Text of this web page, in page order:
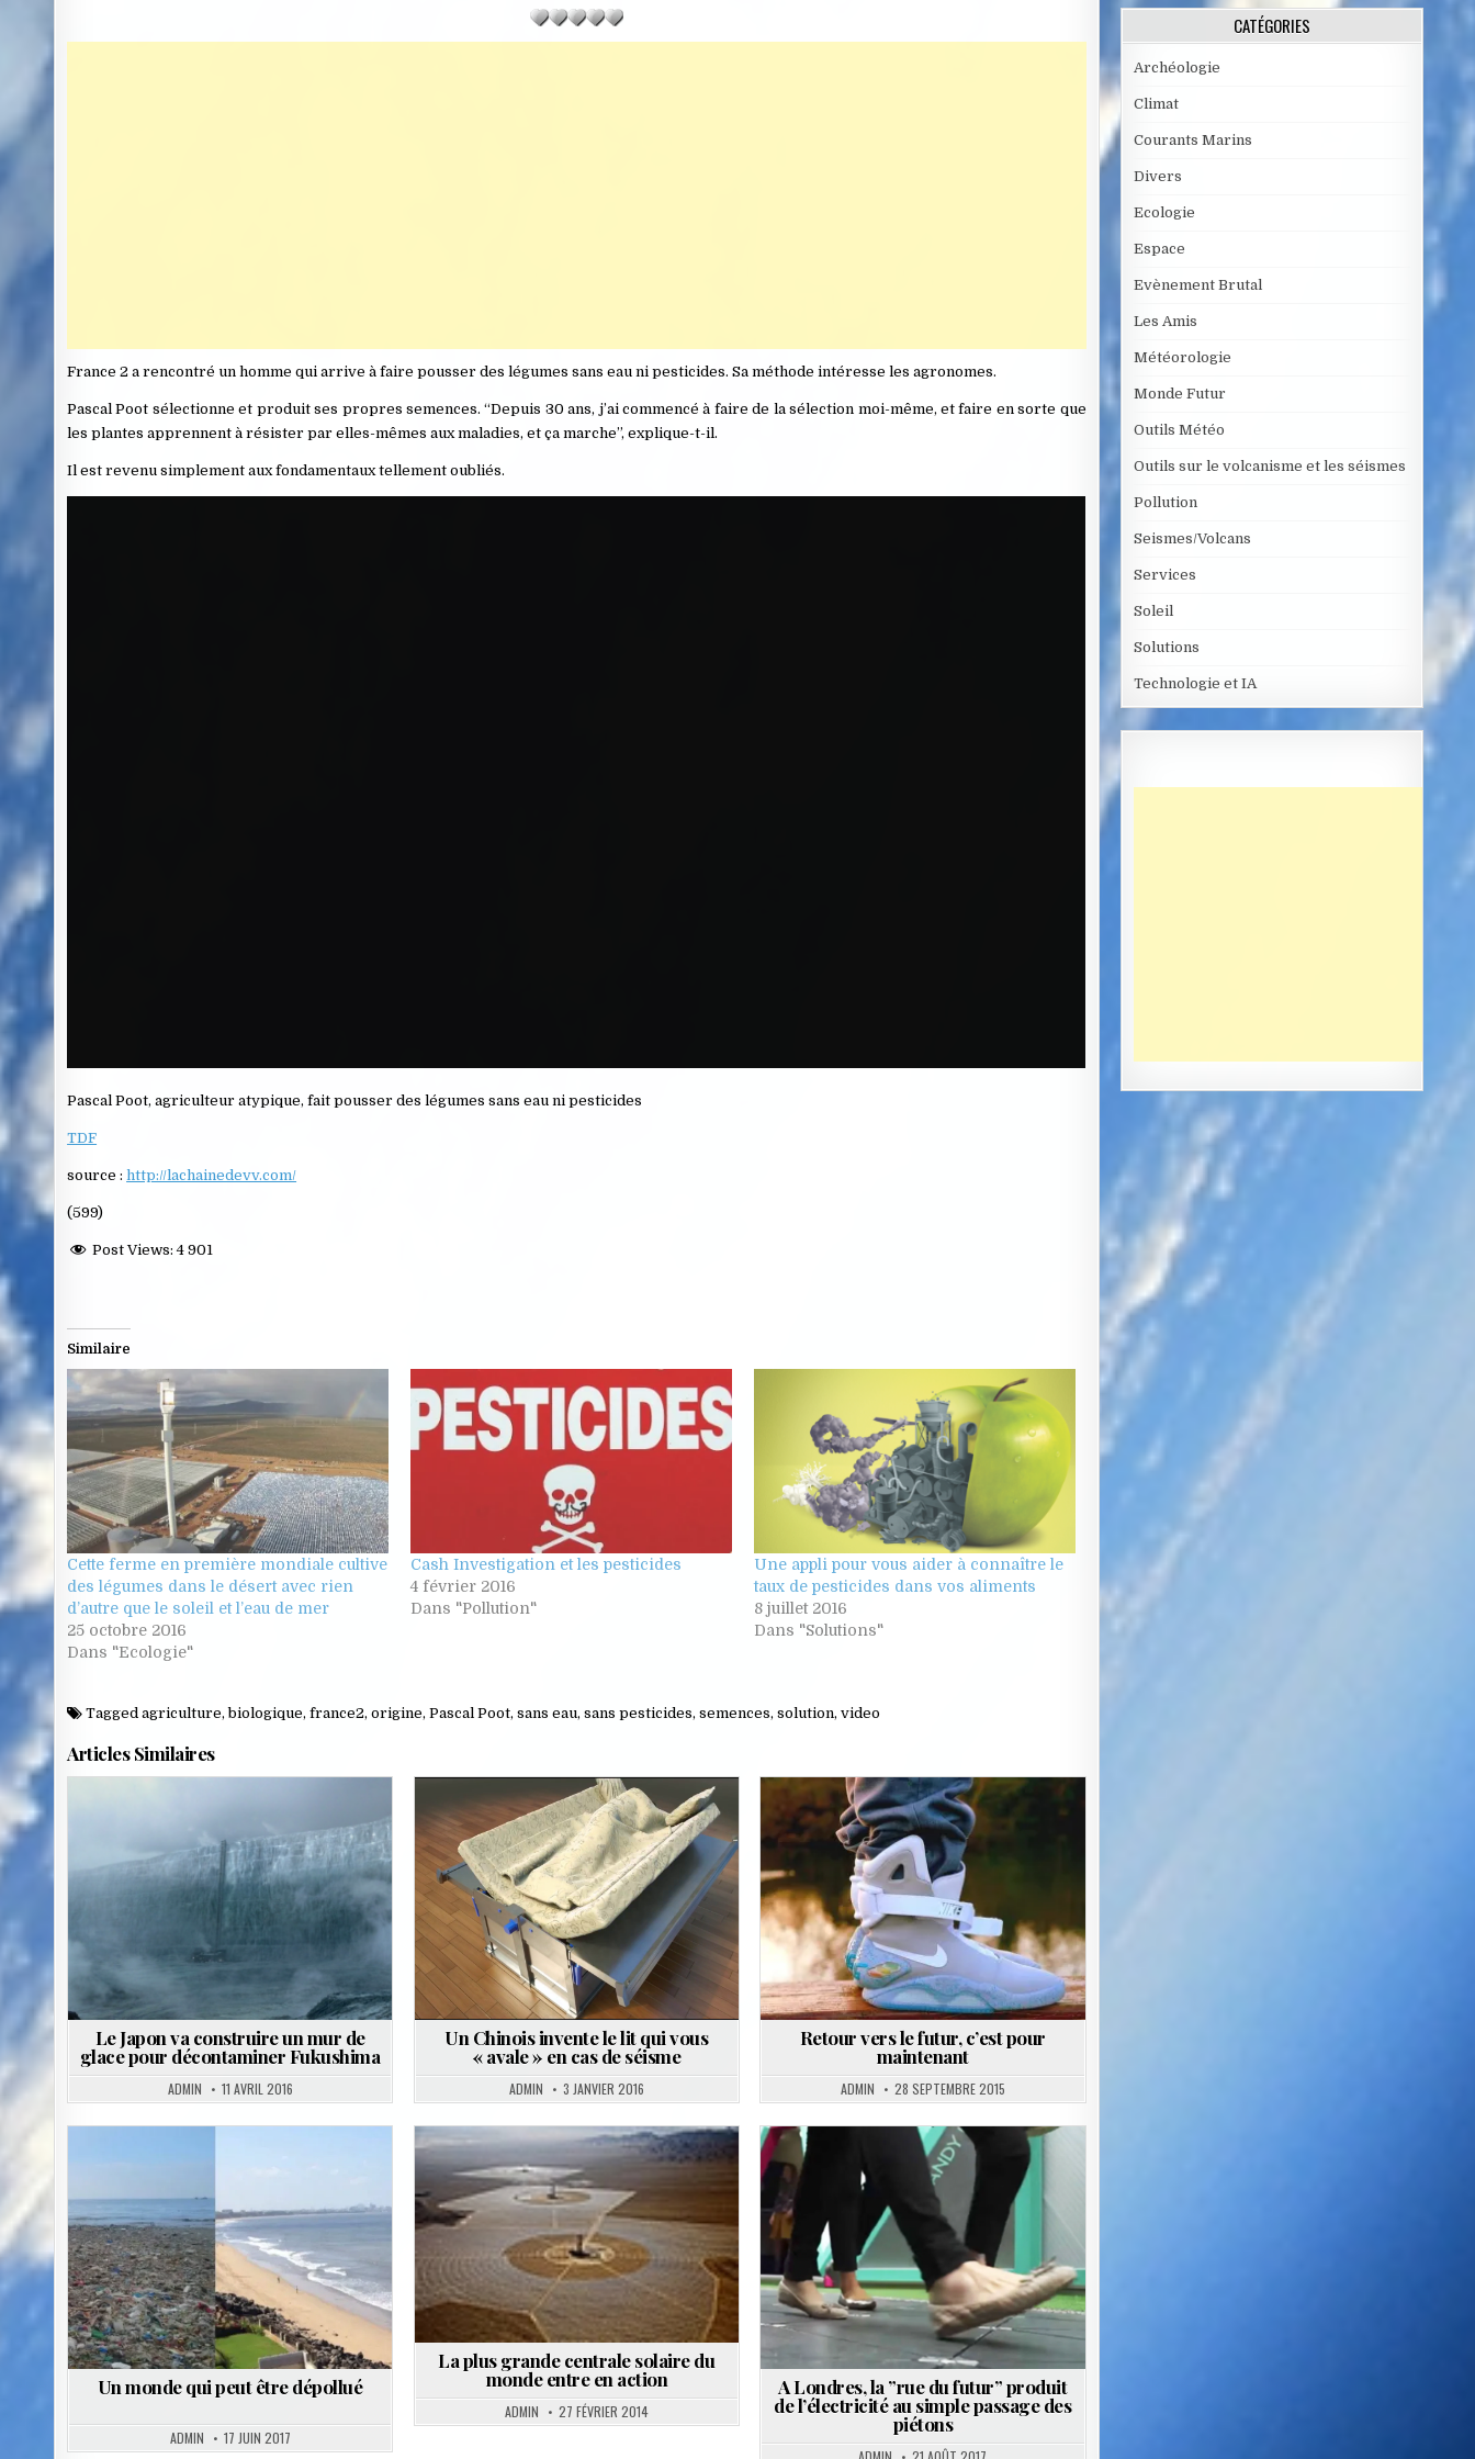
France 2 a rencontré un homme qui arrive à faire pousser des légumes sans eau ni pesticides. Sa méthode intéresse les agronomes.
Pascal Poot sélectionne et produit ses propres semences. “Depuis 30 ans, j’ai commencé à faire de la sélection moi-même, et faire en sorte que
les plantes apprennent à résister par elles-mêmes aux maladies, et ça marche”, explique-t-il.
Il est revenu simplement aux fondamentaux tellement oubliés.
Pascal Poot, agriculteur atypique, fait pousser des légumes sans eau ni pesticides
TDF
source :http://lachainedevv.com/
(599)
Post Views: 4 901
Similaire
Cette ferme en première mondiale cultive
des légumes dans le désert avec rien
d’autre que le soleil et l’eau de mer
25 octobre 2016
Dans "Ecologie"
Cash Investigation et les pesticides
4 février 2016
Dans "Pollution"
Une appli pour vous aider à connaître le
taux de pesticides dans vos aliments
8 juillet 2016
Dans "Solutions"
Taggedagriculture,biologique,france2,origine,Pascal Poot,sans eau,sans pesticides,semences,solution,video
Articles Similaires
Le Japon va construire un mur de
glace pour décontaminer Fukushima
ADMIN 11 AVRIL 2016
Posted
in
Un Chinois invente le lit qui vous
« avale » en cas de séisme
ADMIN 3 JANVIER 2016
Posted
in
Retour vers le futur, c’est pour
maintenant
ADMIN 28 SEPTEMBRE 2015
in
Un monde qui peut être dépollué
ADMIN 17 JUIN 2017
Posted
in
La plus grande centrale solaire du
monde entre en action
ADMIN 27 FÉVRIER 2014
A Londres, la ”rue du futur” produit
de l’électricité au simple passage des
piétons
CATÉGORIES
Archéologie
Climat
Courants Marins
Divers
Ecologie
Espace
Evènement Brutal
Les Amis
Météorologie
Monde Futur
Outils Météo
Outils sur le volcanisme et les séismes
Pollution
Seismes/Volcans
Services
Soleil
Solutions
Technologie et IA